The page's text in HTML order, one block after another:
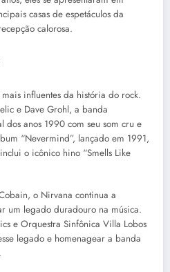
casas de espetáculos da
calorosa.
influentes da história do rock.
e Dave Grohl, a banda
dos anos 1990 com seu som cru e
“Nevermind”, lançado em 1991,
o icônico hino “Smells Like
o Nirvana continua a
um legado duradouro na música.
e Orquestra Sinfônica Villa Lobos
legado e homenagear a banda